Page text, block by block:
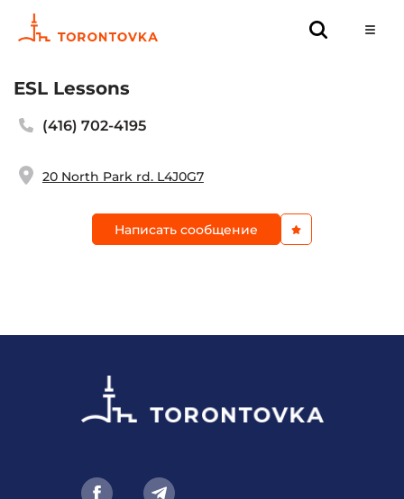
ESL Lessons
(416) 702-4195
20 North Park rd. L4J0G7
Написать сообщение